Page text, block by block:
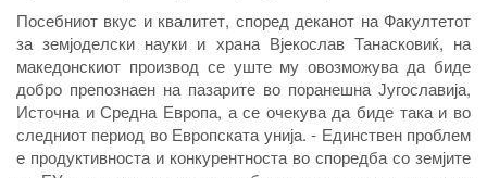
Посебниот вкус и квалитет, според деканот на Факултетот
за земјоделски науки и храна Вјекослав Танасковиќ, на
македонскиот производ се уште му овозможува да биде
добро препознаен на пазарите во поранешна Југославија,
Источна и Средна Европа, а се очекува да биде така и во
следниот период во Европската унија. - Единствен проблем
е продуктивноста и конкурентноста во споредба со земјите